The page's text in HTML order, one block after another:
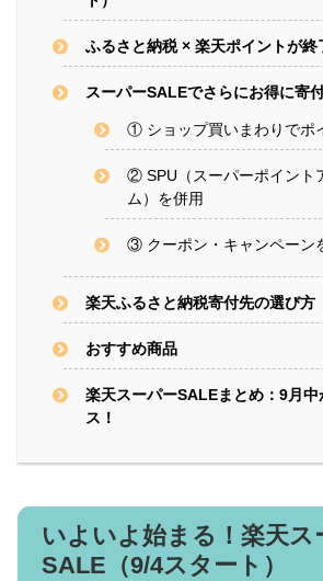
ふるさと納税 × 楽天ポイントが終
スーパーSALEでさらにお得に寄
① ショップ買いまわりでポ
② SPU（スーパーポイント
ム）を併用
③ クーポン・キャンペーン
楽天ふるさと納税寄付先の選び方
おすすめ商品
楽天スーパーSALEまとめ：9月
ス！
いよいよ始まる！楽天ス
SALE（9/4スタート）